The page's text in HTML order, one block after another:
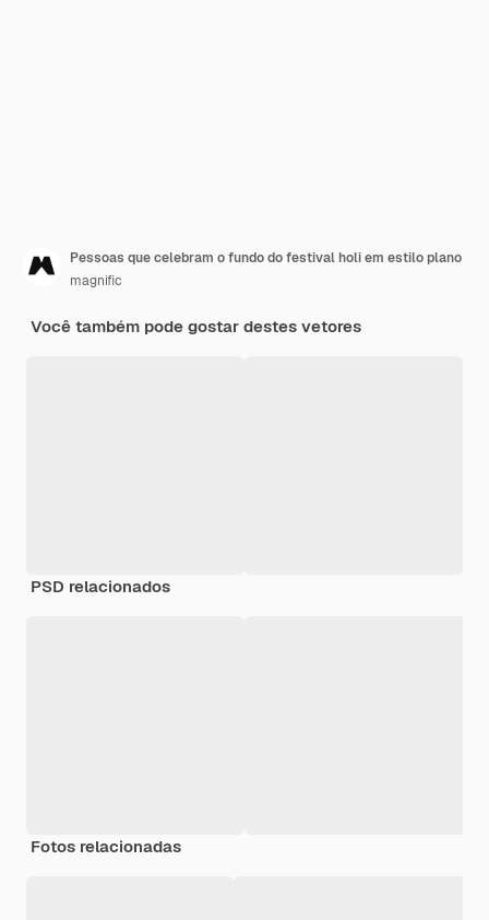
Pessoas que celebram o fundo do festival holi em estilo plano
magnific
Você também pode gostar destes vetores
PSD relacionados
Fotos relacionadas